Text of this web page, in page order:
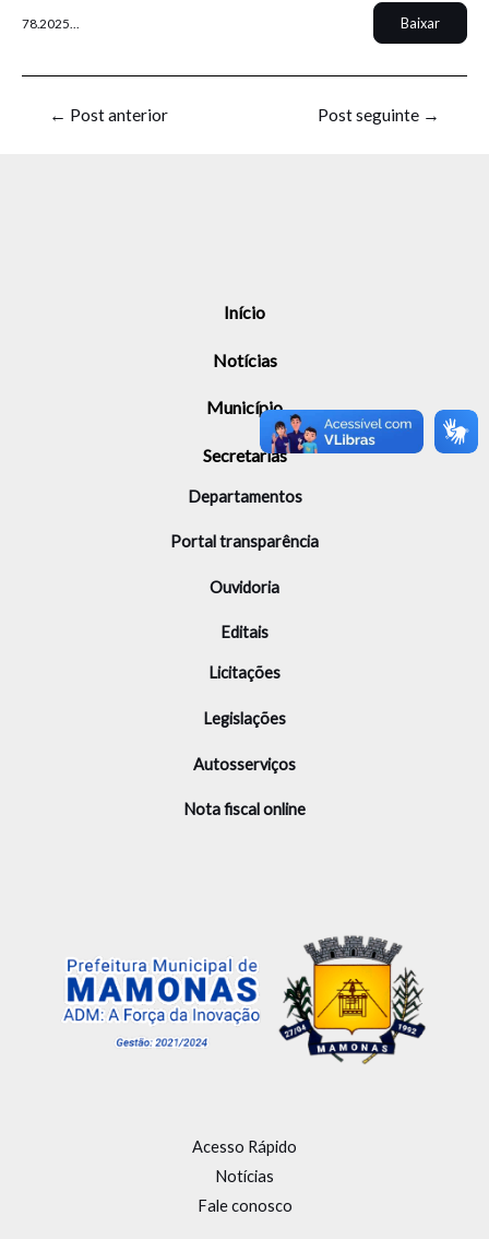
78.2025… Baixar
← Post anterior Post seguinte →
Início
Notícias
Município
Secretarias
Departamentos
Portal transparência
Ouvidoria
Editais
Licitações
Legislações
Autosserviços
Nota fiscal online
Acesso Rápido
Notícias
Fale conosco